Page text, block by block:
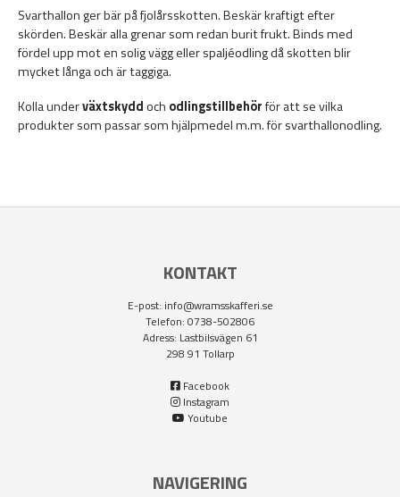
Svarthallon ger bär på fjolårsskotten. Beskär kraftigt efter
skörden. Beskär alla grenar som redan burit frukt. Binds med
fördel upp mot en solig vägg eller spaljéodling då skotten blir
mycket långa och är taggiga.
Kolla underväxtskyddoch odlingstillbehörför att se vilka
produkter som passar som hjälpmedel m.m. för svarthallonodling.
KONTAKT
E-post: info@wramsskafferi.se
Telefon: 0738-502806
Adress: Lastbilsvägen 61
298 91 Tollarp
Facebook
Instagram
Youtube
NAVIGERING